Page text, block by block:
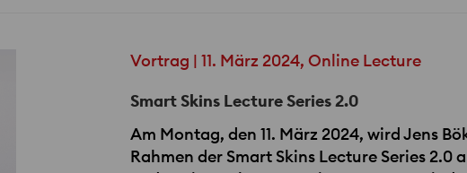
Vortrag | 11. März 2024, Online Lecture
Smart Skins Lecture Series 2.0
Am Montag, den 11. März 2024, wird Jens
Rahmen der Smart Skins Lecture Series